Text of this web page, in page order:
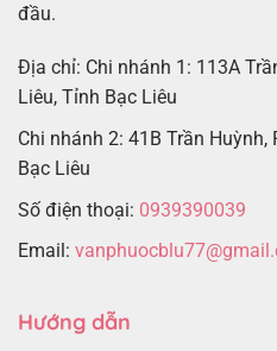
đầu.
Địa chỉ: Chi nhánh 1: 113A
Liêu, Tỉnh Bạc Liêu
Chi nhánh 2: 41B Trần Huỳnh,
Bạc Liêu
Số điện thoại: 0939390039
Email:
Hướng dẫn